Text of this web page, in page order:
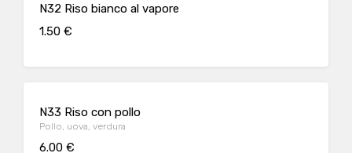
N32 Riso bianco al vapore
1.50 €
N33 Riso con pollo
Pollo, uova, verdura
6.00 €